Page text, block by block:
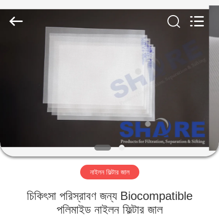
আমাদের
সম্বন্ধে
কারখানা
Share
Limited.
নাইলন ফিল্টার জাল
চিকিৎসা পরিস্রাবণ জন্য Biocompatible
পলিমাইড নাইলন ফিল্টার জাল